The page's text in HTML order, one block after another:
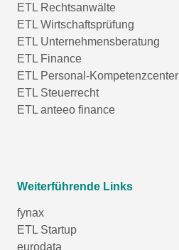
ETL Rechtsanwälte
ETL Wirtschaftsprüfung
ETL Unternehmensberatung
ETL Finance
ETL Personal-Kompetenzcenter
ETL Steuerrecht
ETL anteeo finance
Weiterführende Links
fynax
ETL Startup
eurodata